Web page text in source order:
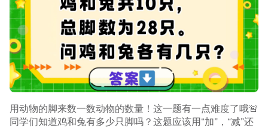
用动物的脚来数一数动物的数量！这一题有一点难度了哦🚨
同学们知道鸡和兔有多少只脚吗？这题应该用“加”，“减”还